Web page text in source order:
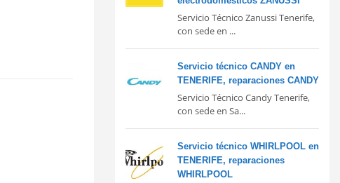
Servicio Técnico Zanussi Tenerife,
con sede en ...
Servicio técnico CANDY en
TENERIFE, reparaciones CANDY
Servicio Técnico Candy Tenerife,
con sede en Sa...
Servicio técnico WHIRLPOOL en
TENERIFE, reparaciones
WHIRLPOOL